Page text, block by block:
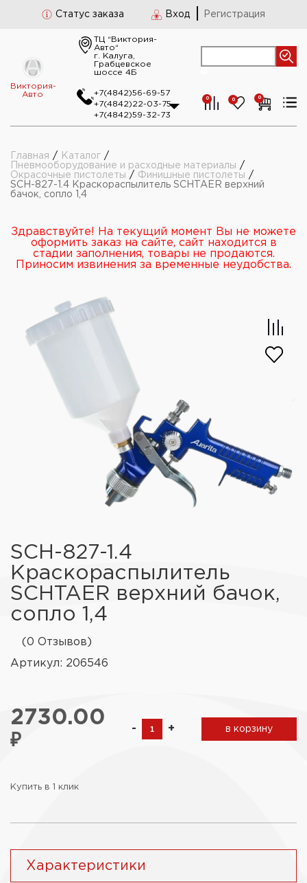
Статус заказа Вход Регистрация
Виктория-
Авто
ТЦ “Виктория-
Авто“
г. Калуга,
Грабцевское
шоссе 4Б
+7(4842)56-69-57
+7(4842)22-03-75
+7(4842)59-32-73
0 0 0
Главная / Каталог /
Пневмооборудование и расходные материалы /
Окрасочные пистолеты / Финишные пистолеты /
SCH-827-1.4 Краскораспылитель SCHTAER верхний
бачок, сопло 1,4
Здравствуйте! На текущий момент Вы не можете
оформить заказ на сайте, сайт находится в
стадии заполнения, товары не продаются.
Приносим извинения за временные неудобства.
SCH-827-1.4
Краскораспылитель
SCHTAER верхний бачок,
сопло 1,4
(0 Отзывов)
Артикул: 206546
2730.00
₽
- + в корзину
Купить в 1 клик
Характеристики